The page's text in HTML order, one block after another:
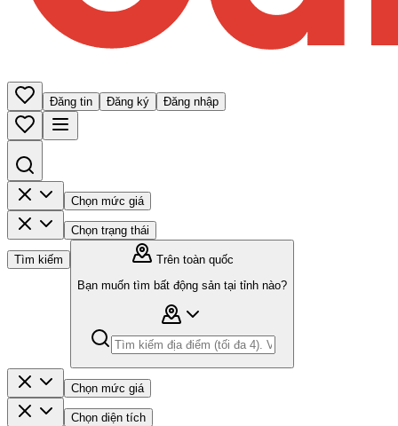
Đăng tin Đăng ký Đăng nhập
Chọn mức giá
Chọn trạng thái
Tìm kiếm
Trên toàn quốc
Bạn muốn tìm bất động sản tại tỉnh nào?
Chọn mức giá
Chọn diện tích